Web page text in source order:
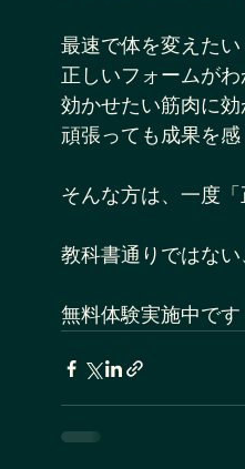
最速で体を変えたい
正しいフォームが
効かせたい筋肉に
頑張っても成果を
そんな方は、一度
教科書通りではな
無料体験実施中で